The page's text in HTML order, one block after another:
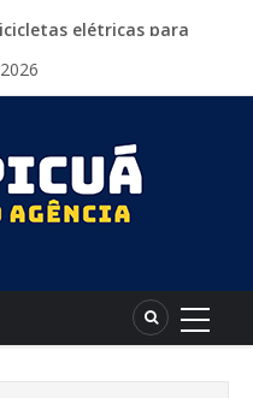
Rosa estreia na
sexta-feira em Cuiabá o
com rodeio e
contra menores
facilitam financiamento